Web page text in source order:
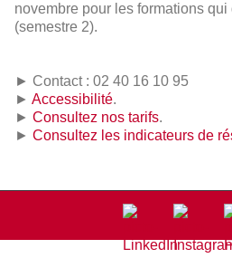
novembre pour les formations
(semestre 2).
► Contact : 02 40 16 10 95
► Accessibilité.
► Consultez nos tarifs.
► Consultez les indicateurs de